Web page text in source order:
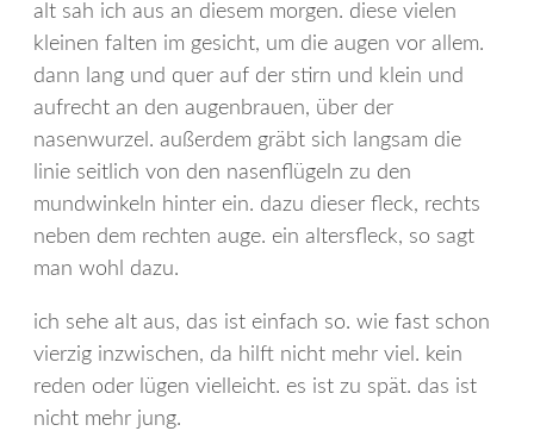
alt sah ich aus an diesem morgen. diese vielen
kleinen falten im gesicht, um die augen vor allem.
dann lang und quer auf der stirn und klein und
aufrecht an den augenbrauen, über der
nasenwurzel. außerdem gräbt sich langsam die
linie seitlich von den nasenflügeln zu den
mundwinkeln hinter ein. dazu dieser fleck, rechts
neben dem rechten auge. ein altersfleck, so sagt
man wohl dazu.
ich sehe alt aus, das ist einfach so. wie fast schon
vierzig inzwischen, da hilft nicht mehr viel. kein
reden oder lügen vielleicht. es ist zu spät. das ist
nicht mehr jung.